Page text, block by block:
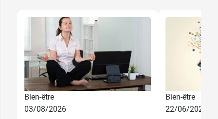
Bien-être
03/08/2026
Bien-être
22/06/2026